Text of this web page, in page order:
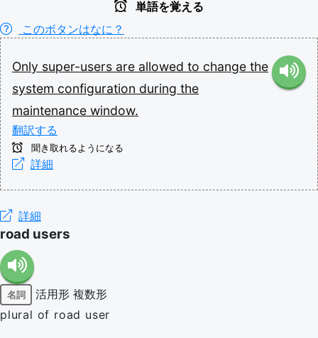
単語を覚える
このボタンはなに？
Only super-users are allowed to change the
system configuration during the
maintenance window.
翻訳する
聞き取れるようになる
詳細
詳細
road users
名詞 活用形 複数形
plural of road user